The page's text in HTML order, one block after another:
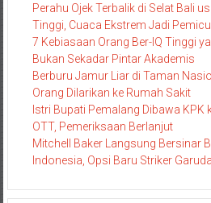
Perahu Ojek Terbalik di Selat Bali
Tinggi, Cuaca Ekstrem Jadi Pemicu
7 Kebiasaan Orang Ber-IQ Tinggi
Bukan Sekadar Pintar Akademis
Berburu Jamur Liar di Taman
Orang Dilarikan ke Rumah Sakit
Istri Bupati Pemalang Dibawa KPK
OTT, Pemeriksaan Berlanjut
Mitchell Baker Langsung Bersinar
Indonesia, Opsi Baru Striker